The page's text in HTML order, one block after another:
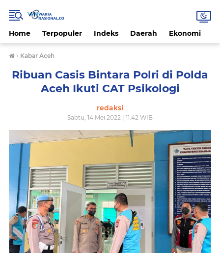
Home Terpopuler Indeks Daerah Ekonomi
› Kabar Aceh
Ribuan Casis Bintara Polri di Polda
Aceh Ikuti CAT Psikologi
redaksi
Sabtu, 14 Mei 2022 | 11.42 WIB